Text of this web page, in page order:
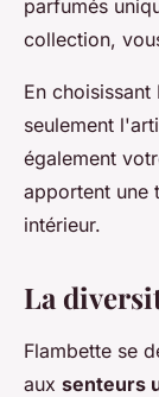
parfumés
collection,
En
seulement
également
apportent une
intérieur.
La
Flambette se
aux senteurs